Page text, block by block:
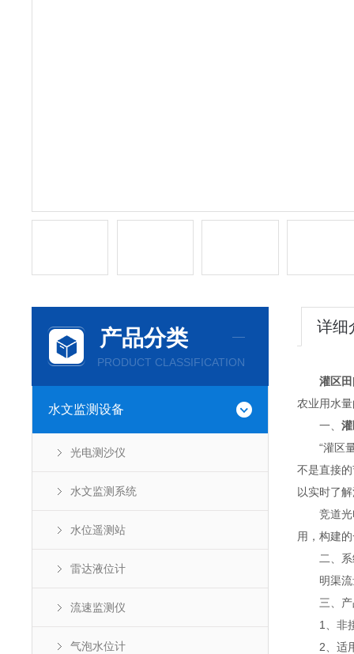
产品分类
PRODUCT CLASSIFICATION
水文监测设备
光电测沙仪
水文监测系统
水位遥测站
雷达液位计
流速监测仪
气泡水位计
详细
灌区
农业用水
一、
“灌区量
不是直接
以实时了
竞道光电
用，构建
二、系
明渠流量
三、产
1、非接
2、适用